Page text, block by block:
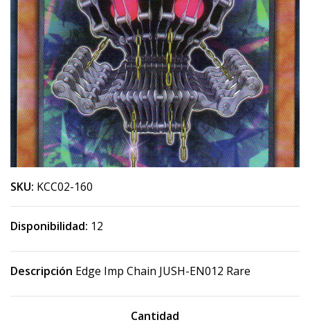
SKU: KCC02-160
Disponibilidad: 12
Descripción Edge Imp Chain JUSH-EN012 Rare
Cantidad